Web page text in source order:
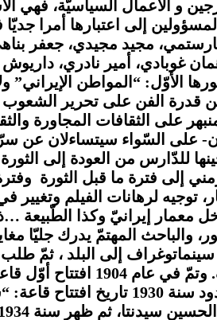
و الأعمال السياسيّة،
إلى اعتبارها أمرا جديّا
مجيد مجيدي،
الأوّل: “المواطن الإيراني”
قدرة الفن على تحرير
على السّواء سيتساءلان عن
إلى فترة ما قبل الثورة
توجيه لرهانات الفيلم
معمار إيرانيّ وكذا
الدّين شاه أول جهاز سينماتوغراف
فيلم قصير سجّل فيه ميرزا حركة
البلاط، وبقي الجهاز حكرا عليهم لتصوير